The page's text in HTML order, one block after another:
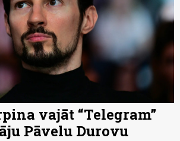
vajāt “Telegram”
Pāvelu Durovu